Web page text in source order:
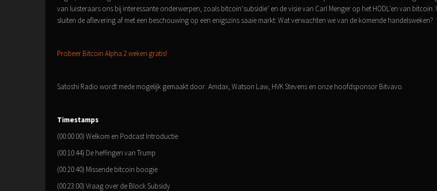
van luisteraars ons bij interessante onderwerpen, zoals bitcoin‘subsidie’ en de visie van Carl Menger op het HODL’en van bitcoin.
sluiten de aflevering af met een beschouwing op een enigszins saaie markt: Wat verwachten we van de komende handelsweken?
Probeer Bitcoin Alpha 2 weken gratis!
Satoshi Radio wordt mede mogelijk gemaakt door: Amdax, Watson Law, HVK Stevens en onze hoofdsponsor Bitvavo.
Timestamps
(00:00:00) Welkom en Podcast Introductie
(00:10:44) De heffingen van Trump
(00:20:40) Missende bitcoin boogie
(00:23:00) Vraag over de Block Subsidy